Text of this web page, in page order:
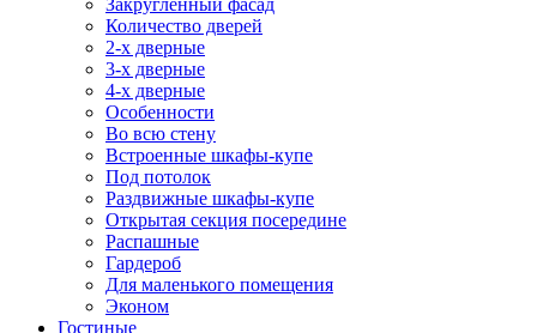
Закругленный фасад
Количество дверей
2-х дверные
3-х дверные
4-х дверные
Особенности
Во всю стену
Встроенные шкафы-купе
Под потолок
Раздвижные шкафы-купе
Открытая секция посередине
Распашные
Гардероб
Для маленького помещения
Эконом
Гостиные